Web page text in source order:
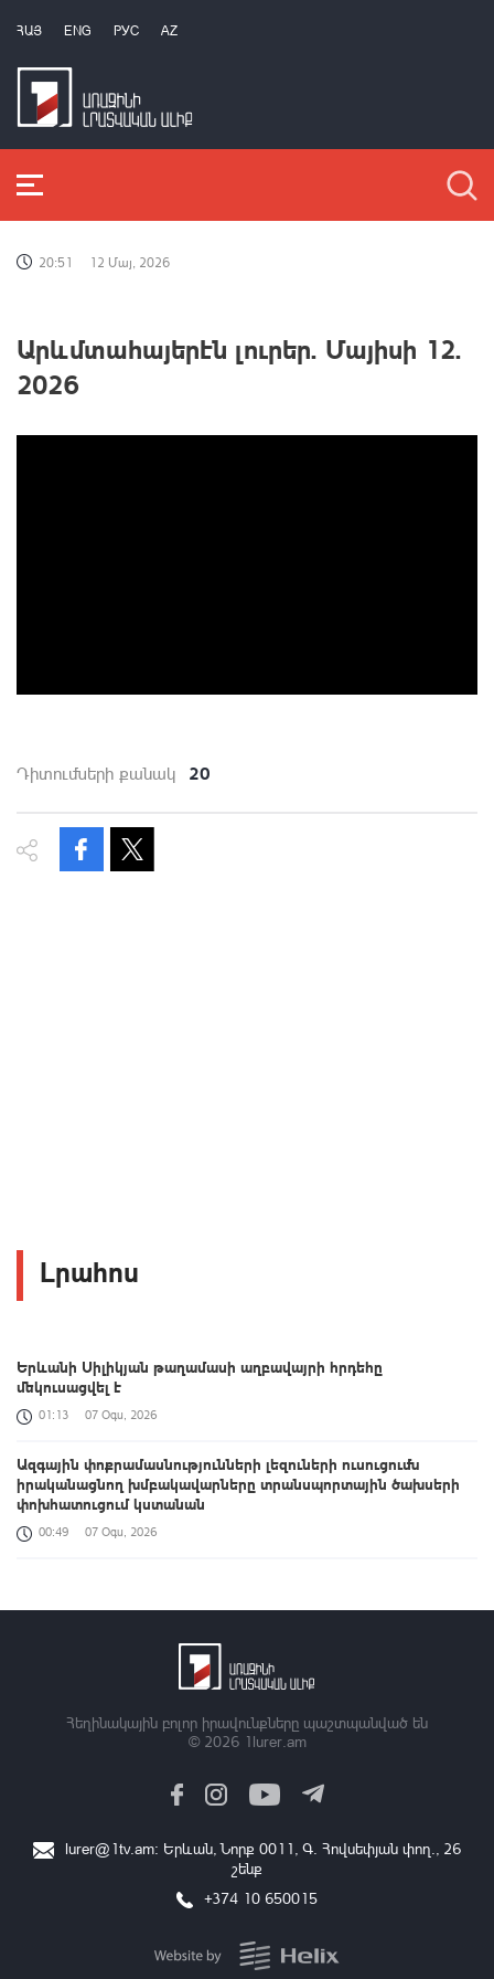
ՀԱՅ ENG РУС AZ
20:51 12 Մայ, 2026
Արևմտահայերէն լուրեր. Մայիսի 12.
2026
Դիտումների քանակ 20
Լրահոս
Երևանի Սիլիկյան թաղամասի աղբավայրի հրդեհը
մեկուսացվել է
01:13 07 Օգս, 2026
Ազգային փոքրամասնությունների լեզուների ուսուցումն
իրականացնող խմբակավարները տրանսպորտային ծախսերի
փոխհատուցում կստանան
00:49 07 Օգս, 2026
Բացահայտելով Հայաստանը․ Մեծ Բրիտանիայի դեսպանի
համալիրն է
Իրանցիները չափազանց դժվար մարդիկ են. Վենս
Հայտնաբերվել է անկանոն երթևեկած օտարերկրյա
համարանիշերով «Նիվա»-ն
Կառավարությունը հաստատել է 2026/2027 ուսումնական
Հեղինակային բոլոր իրավունքները պաշտպանված են
© 2026 1lurer.am
lurer@1tv.am։ Երևան, Նորք 0011, Գ․ Հովսեփյան փող., 26
շենք
+374 10 650015